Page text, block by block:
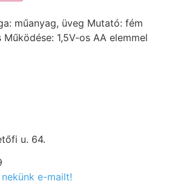
műanyag, üveg Mutató: fém
1,5V-os AA elemmel
u. 64.
e-mailt!